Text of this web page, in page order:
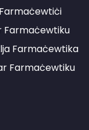
Farmaċewtiku
Farmaċewtika
Farmaċewtiku